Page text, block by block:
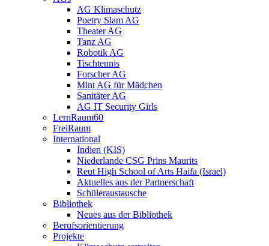
AG Klimaschutz
Poetry Slam AG
Theater AG
Tanz AG
Robotik AG
Tischtennis
Forscher AG
Mint AG für Mädchen
Sanitäter AG
AG IT Security Girls
LernRaum60
FreiRaum
International
Indien (KIS)
Niederlande CSG Prins Maurits
Reut High School of Arts Haifa (Israel)
Aktuelles aus der Partnerschaft
Schüleraustausche
Bibliothek
Neues aus der Bibliothek
Berufsorientierung
Projekte